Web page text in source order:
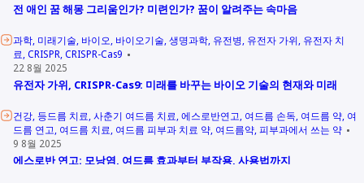
전 애인 꿈 해몽 그리움인가? 미련인가? 꿈이 알려주는 속마음
과학 미래기술 바이오 바이오기술 생명과학 유전병 유전자 가위 유전자 치
료 CRISPR CRISPR-Cas9
22 8월 2025
유전자 가위, CRISPR-Cas9: 미래를 바꾸는 바이오 기술의 현재와 미래
건강 등드름 치료 사춘기 여드름 치료 에스로반연고 여드름 손독 여드름 약 여
드름 연고 여드름 치료 여드름 피부과 치료 약 여드름약 피부과에서 쓰는 약
9 8월 2025
에스로반 연고: 모낭염, 여드름 효과부터 부작용, 사용법까지